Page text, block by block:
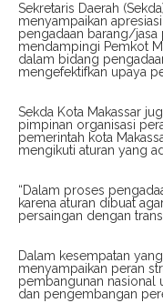
Sekretaris Daerah
menyampaikan
pengadaan barang/
mendampingi Pemkot
dalam bidang
mengefektifkan upaya
Sekda Kota Makassar
pimpinan organisasi
pemerintah kota
mengikuti aturan yang
“Dalam proses
karena aturan dibuat
persaingan dengan
Dalam kesempatan
menyampaikan peran
pembangunan nasional
dan pengembangan